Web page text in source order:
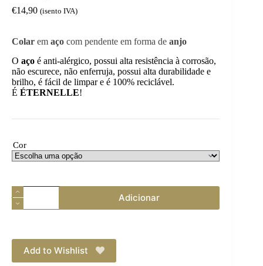
€14,90 (isento IVA)
Colar em aço com pendente em forma de anjo
O aço é anti-alérgico, possui alta resistência à corrosão,
não escurece, não enferruja, possui alta durabilidade e
brilho, é fácil de limpar e é 100% reciclável.
É ÉTERNELLE!
Cor
Quantidade
de
Colar
Adicionar
Add to Wishlist